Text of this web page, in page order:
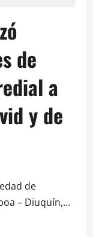
de
a
y de
de
– Diuquín,...